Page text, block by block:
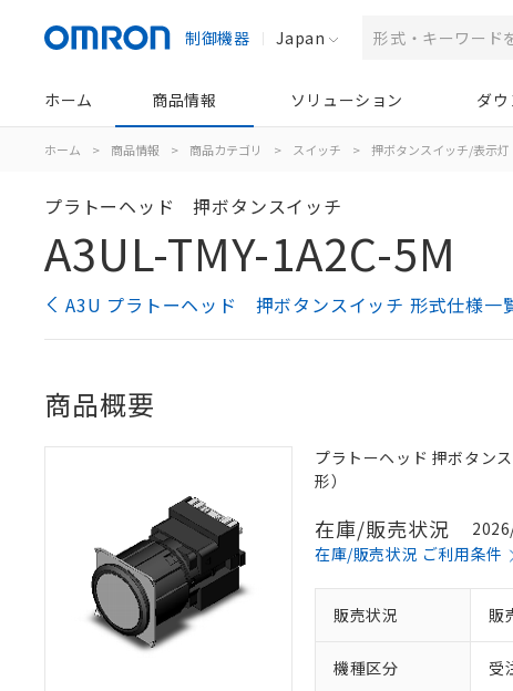
制御機器 Japan
ホーム 商品情報 ソリューション ダウ
ホーム > 商品情報 > 商品カテゴリ > スイッチ > 押ボタンスイッチ/表示灯
プラトーヘッド 押ボタンスイッチ
A3UL-TMY-1A2C-5M
A3U プラトーヘッド 押ボタンスイッチ 形式仕様一
商品概要
プラトーヘッド 押ボタン
形）
在庫/販売状況
在庫/販売状況 ご利用条件
販売状況 販
機種区分 受